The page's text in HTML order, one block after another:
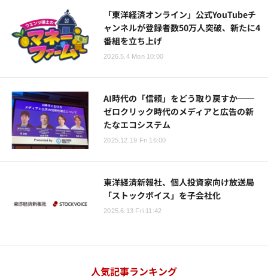
「東洋経済オンライン」公式YouTubeチ
ャンネルが登録者数50万人突破、新たに4
番組を立ち上げ
2026.5.4 Mon 10:00
AI時代の「信頼」をどう取り戻すか──
ゼロクリック時代のメディアと広告の新
たなエコシステム
2025.12.19 Fri 16:00
東洋経済新報社、個人投資家向け放送局
「ストックボイス」を子会社化
2025.6.13 Fri 11:42
人気記事ランキング